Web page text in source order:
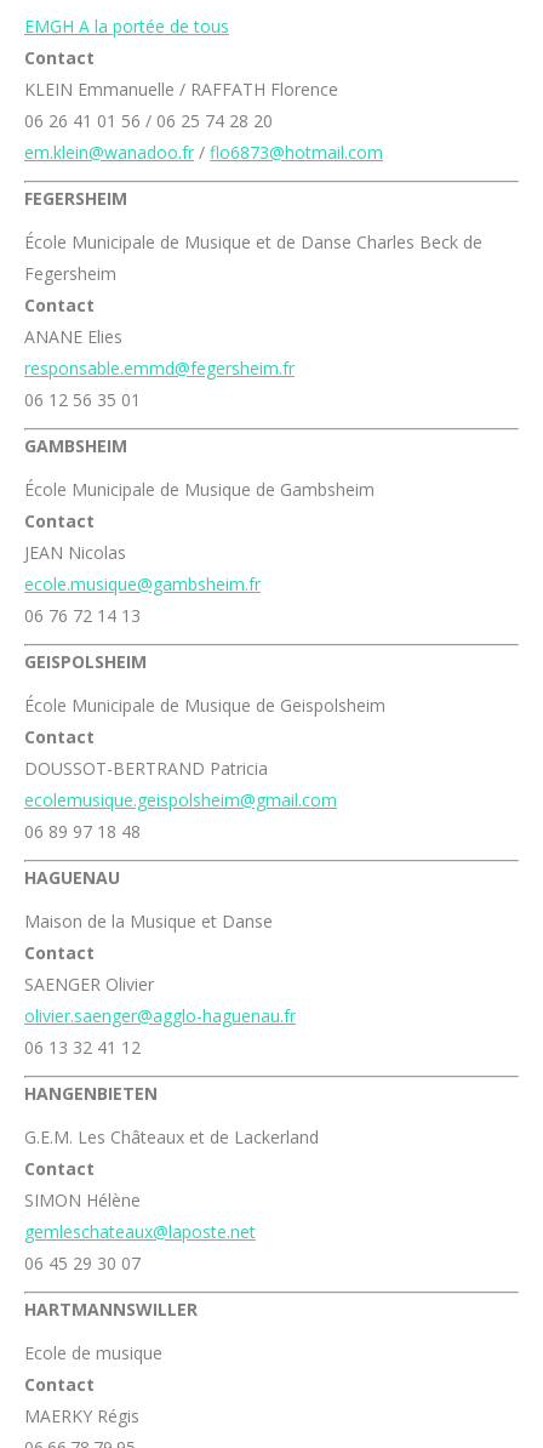
EMGH A la portée de tous
Contact
KLEIN Emmanuelle / RAFFATH Florence
06 26 41 01 56 / 06 25 74 28 20
em.klein@wanadoo.fr / flo6873@hotmail.com
FEGERSHEIM
École Municipale de Musique et de Danse Charles Beck de
Fegersheim
Contact
ANANE Elies
responsable.emmd@fegersheim.fr
06 12 56 35 01
GAMBSHEIM
École Municipale de Musique de Gambsheim
Contact
JEAN Nicolas
ecole.musique@gambsheim.fr
06 76 72 14 13
GEISPOLSHEIM
École Municipale de Musique de Geispolsheim
Contact
DOUSSOT-BERTRAND Patricia
ecolemusique.geispolsheim@gmail.com
06 89 97 18 48
HAGUENAU
Maison de la Musique et Danse
Contact
SAENGER Olivier
olivier.saenger@agglo-haguenau.fr
06 13 32 41 12
HANGENBIETEN
G.E.M. Les Châteaux et de Lackerland
Contact
SIMON Hélène
gemleschateaux@laposte.net
06 45 29 30 07
HARTMANNSWILLER
Ecole de musique
Contact
MAERKY Régis